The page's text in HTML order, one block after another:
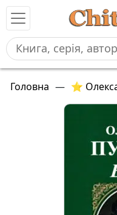
Головна — ⭐